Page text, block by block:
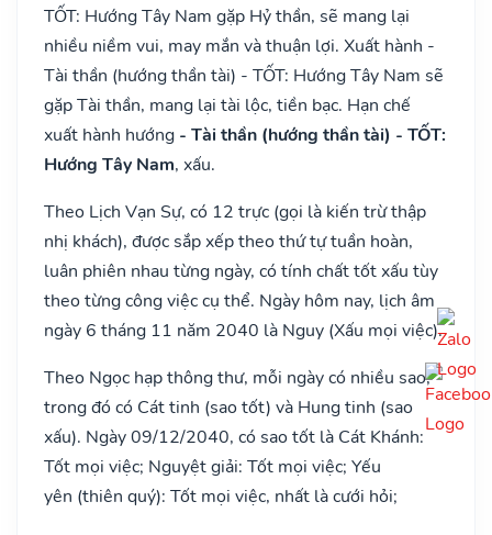
TỐT: Hướng Tây Nam gặp Hỷ thần, sẽ mang lại
nhiều niềm vui, may mắn và thuận lợi. Xuất hành -
Tài thần (hướng thần tài) - TỐT: Hướng Tây Nam sẽ
gặp Tài thần, mang lại tài lộc, tiền bạc. Hạn chế
xuất hành hướng - Tài thần (hướng thần tài) - TỐT:
Hướng Tây Nam, xấu.
Theo Lịch Vạn Sự, có 12 trực (gọi là kiến trừ thập
nhị khách), được sắp xếp theo thứ tự tuần hoàn,
luân phiên nhau từng ngày, có tính chất tốt xấu tùy
theo từng công việc cụ thể. Ngày hôm nay, lịch âm
ngày 6 tháng 11 năm 2040 là Nguy (Xấu mọi việc).
Theo Ngọc hạp thông thư, mỗi ngày có nhiều sao,
trong đó có Cát tinh (sao tốt) và Hung tinh (sao
xấu). Ngày 09/12/2040, có sao tốt là Cát Khánh:
Tốt mọi việc; Nguyệt giải: Tốt mọi việc; Yếu
yên (thiên quý): Tốt mọi việc, nhất là cưới hỏi;